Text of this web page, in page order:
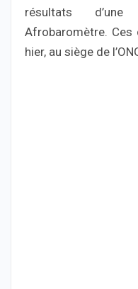
résultats
Afrobaromètre. Ces
hier, au siège de